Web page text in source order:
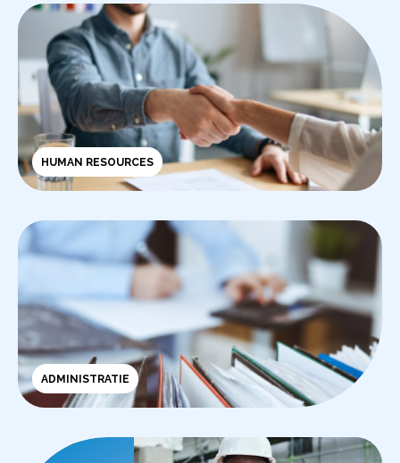
HUMAN RESOURCES
ADMINISTRATIE